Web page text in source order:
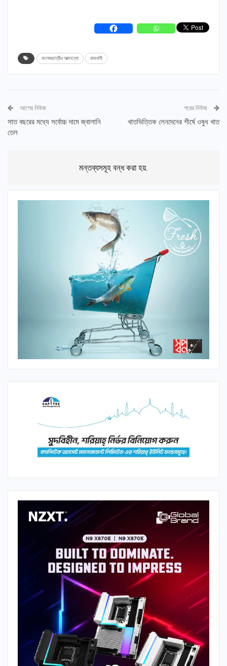
কলেজছাত্রীর আত্মহত্যা রাজধানী
আগের নিউজ
সাত বছরের মধ্যে সর্বোচ্চ দামে জ্বালানি
তেল
পরের নিউজ
খাতভিত্তিক লেনদেনের শীর্ষে ওষুধ খাত
মন্তব্যসমূহ বন্ধ করা হয়.